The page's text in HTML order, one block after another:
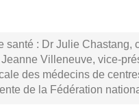
santé : Dr Julie Chastang,
Villeneuve, vice-
des médecins de
de la Fédération